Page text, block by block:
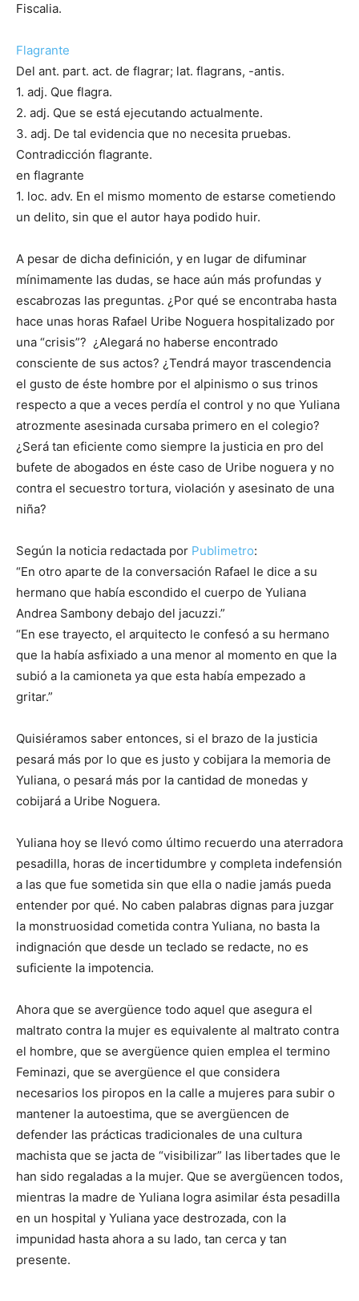
Fiscalia.
Flagrante
Del ant. part. act. de flagrar; lat. flagrans, -antis.
1. adj. Que flagra.
2. adj. Que se está ejecutando actualmente.
3. adj. De tal evidencia que no necesita pruebas.
Contradicción flagrante.
en flagrante
1. loc. adv. En el mismo momento de estarse cometiendo
un delito, sin que el autor haya podido huir.
A pesar de dicha definición, y en lugar de difuminar
mínimamente las dudas, se hace aún más profundas y
escabrozas las preguntas. ¿Por qué se encontraba hasta
hace unas horas Rafael Uribe Noguera hospitalizado por
una “crisis”? ¿Alegará no haberse encontrado
consciente de sus actos? ¿Tendrá mayor trascendencia
el gusto de éste hombre por el alpinismo o sus trinos
respecto a que a veces perdía el control y no que Yuliana
atrozmente asesinada cursaba primero en el colegio?
¿Será tan eficiente como siempre la justicia en pro del
bufete de abogados en éste caso de Uribe noguera y no
contra el secuestro tortura, violación y asesinato de una
niña?
Según la noticia redactada por Publimetro:
“En otro aparte de la conversación Rafael le dice a su
hermano que había escondido el cuerpo de Yuliana
Andrea Sambony debajo del jacuzzi.”
“En ese trayecto, el arquitecto le confesó a su hermano
que la había asfixiado a una menor al momento en que la
subió a la camioneta ya que esta había empezado a
gritar.”
Quisiéramos saber entonces, si el brazo de la justicia
pesará más por lo que es justo y cobijara la memoria de
Yuliana, o pesará más por la cantidad de monedas y
cobijará a Uribe Noguera.
Yuliana hoy se llevó como último recuerdo una aterradora
pesadilla, horas de incertidumbre y completa indefensión
a las que fue sometida sin que ella o nadie jamás pueda
entender por qué. No caben palabras dignas para juzgar
la monstruosidad cometida contra Yuliana, no basta la
indignación que desde un teclado se redacte, no es
suficiente la impotencia.
Ahora que se avergüence todo aquel que asegura el
maltrato contra la mujer es equivalente al maltrato contra
el hombre, que se avergüence quien emplea el termino
Feminazi, que se avergüence el que considera
necesarios los piropos en la calle a mujeres para subir o
mantener la autoestima, que se avergüencen de
defender las prácticas tradicionales de una cultura
machista que se jacta de “visibilizar” las libertades que le
han sido regaladas a la mujer. Que se avergüencen todos,
mientras la madre de Yuliana logra asimilar ésta pesadilla
en un hospital y Yuliana yace destrozada, con la
impunidad hasta ahora a su lado, tan cerca y tan
presente.